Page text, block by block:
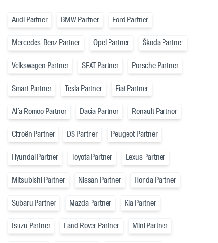
Audi Partner BMW Partner Ford Partner
Mercedes-Benz Partner Opel Partner Škoda Partner
Volkswagen Partner SEAT Partner Porsche Partner
Smart Partner Tesla Partner Fiat Partner
Alfa Romeo Partner Dacia Partner Renault Partner
Citroën Partner DS Partner Peugeot Partner
Hyundai Partner Toyota Partner Lexus Partner
Mitsubishi Partner Nissan Partner Honda Partner
Subaru Partner Mazda Partner Kia Partner
Isuzu Partner Land Rover Partner Mini Partner